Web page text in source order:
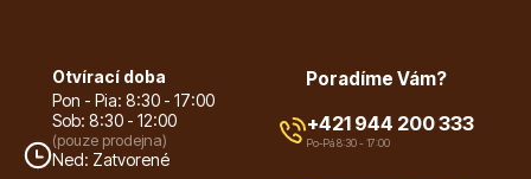
Otvírací doba
Pon - Pia: 8:30 - 17:00
Sob: 8:30 - 12:00
(pouze prodejna)
Ned: Zatvorené
Poradíme Vám?
+421 944 200 333
Po-Pá 8:30 - 17:00